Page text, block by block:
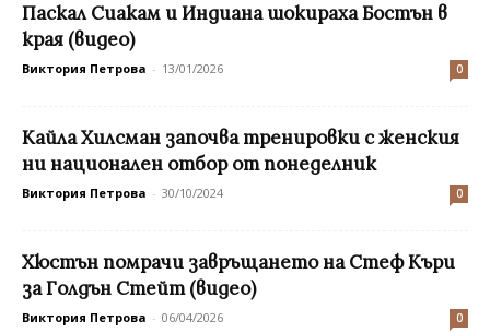
Паскал Сиакам и Индиана шокираха Бостън в
края (видео)
Виктория Петрова - 13/01/2026 0
Кайла Хилсман започва тренировки с женския
ни национален отбор от понеделник
Виктория Петрова - 30/10/2024 0
Хюстън помрачи завръщането на Стеф Къри
за Голдън Стейт (видео)
Виктория Петрова - 06/04/2026 0